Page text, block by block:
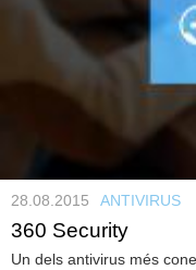
28.08.2015 ANTIVIRUS
360 Security
Un dels antivirus més